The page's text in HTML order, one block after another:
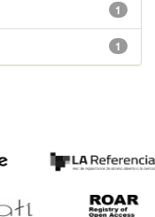
1
1